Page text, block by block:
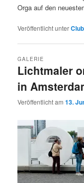
Orga auf den
Veröffentlicht unter
Lichtmaler
in
GALERIE
Veröffentlicht am13.